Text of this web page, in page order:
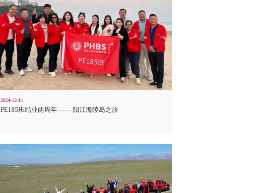
2024-12-11
PE185班结业两周年 —— 阳江海陵岛之旅